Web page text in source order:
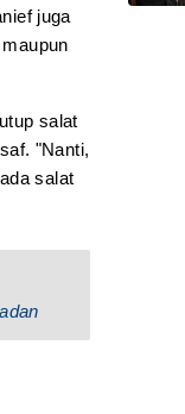
juga
salat
"Nanti,
salat